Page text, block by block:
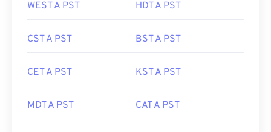
WEST A PST HDT A PST
CST A PST BST A PST
CET A PST KST A PST
MDT A PST CAT A PST